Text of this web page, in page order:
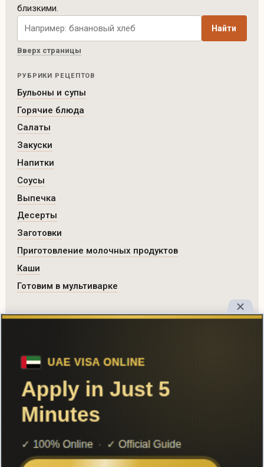
близкими.
Поиск рецептов по сайту
Найти
Вверх страницы
РУБРИКИ РЕЦЕПТОВ
Бульоны и супы
Горячие блюда
Салаты
Закуски
Напитки
Соусы
Выпечка
Десерты
Заготовки
Приготовление молочных продуктов
Каши
Готовим в мультиварке
РАЗДЕЛЫ САЙТА
Поиск
Авторы
Реклама
Вход
Добавить рецепт
© 2026 Шеф Повар. Все права защищены.